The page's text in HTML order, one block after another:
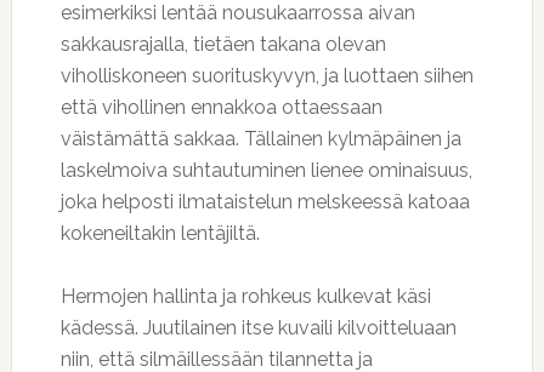
esimerkiksi lentää nousukaarrossa aivan
sakkausrajalla, tietäen takana olevan
viholliskoneen suorituskyvyn, ja luottaen siihen
että vihollinen ennakkoa ottaessaan
väistämättä sakkaa. Tällainen kylmäpäinen ja
laskelmoiva suhtautuminen lienee ominaisuus,
joka helposti ilmataistelun melskeessä katoaa
kokeneiltakin lentäjiltä.
Hermojen hallinta ja rohkeus kulkevat käsi
kädessä. Juutilainen itse kuvaili kilvoitteluaan
niin, että silmäillessään tilannetta ja